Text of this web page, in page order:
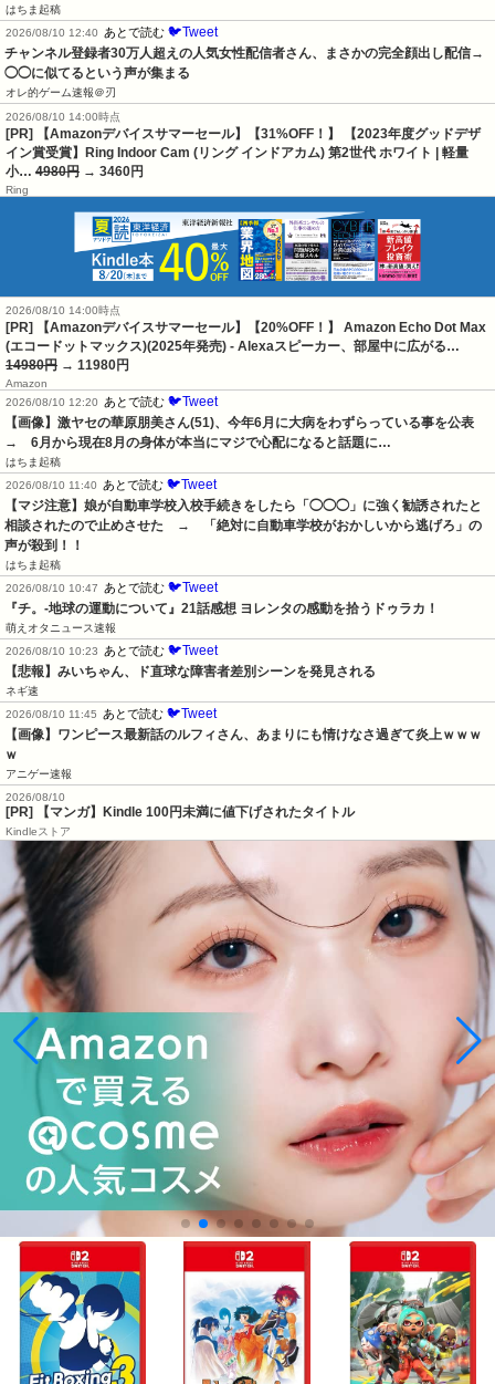
はちま起稿
2026/08/10 12:40
あとで読む 🐦Tweet
チャンネル登録者30万人超えの人気女性配信者さん、まさかの完全顔出し配信→
◯◯に似てるという声が集まる
オレ的ゲーム速報＠刃
2026/08/10 14:00時点
[PR] 【Amazonデバイスサマーセール】【31%OFF！】 【2023年度グッドデザ
イン賞受賞】Ring Indoor Cam (リング インドアカム) 第2世代 ホワイト | 軽量
小… 4980円 → 3460円
Ring
2026/08/10 14:00時点
[PR] 【Amazonデバイスサマーセール】【20%OFF！】 Amazon Echo Dot Max
(エコードットマックス)(2025年発売) - Alexaスピーカー、部屋中に広がる…
14980円 → 11980円
Amazon
2026/08/10 12:20
あとで読む 🐦Tweet
【画像】激ヤセの華原朋美さん(51)、今年6月に大病をわずらっている事を公表
→　6月から現在8月の身体が本当にマジで心配になると話題に…
はちま起稿
2026/08/10 11:40
あとで読む 🐦Tweet
【マジ注意】娘が自動車学校入校手続きをしたら「◯◯◯」に強く勧誘されたと
相談されたので止めさせた　→　「絶対に自動車学校がおかしいから逃げろ」の
声が殺到！！
はちま起稿
2026/08/10 10:47
あとで読む 🐦Tweet
『チ。-地球の運動について』21話感想 ヨレンタの感動を拾うドゥラカ！
萌えオタニュース速報
2026/08/10 10:23
あとで読む 🐦Tweet
【悲報】みいちゃん、ド直球な障害者差別シーンを発見される
ネギ速
2026/08/10 11:45
あとで読む 🐦Tweet
【画像】ワンピース最新話のルフィさん、あまりにも情けなさ過ぎて炎上ｗｗｗ
ｗ
アニゲー速報
2026/08/10
[PR] 【マンガ】Kindle 100円未満に値下げされたタイトル
Kindleストア